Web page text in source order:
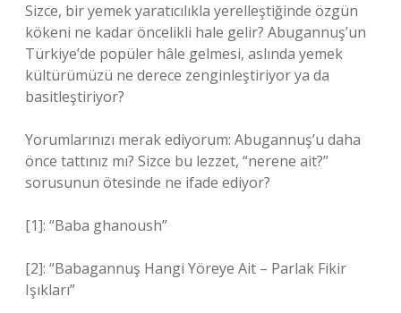
Sizce, bir yemek yaratıcılıkla yerelleştiğinde özgün
kökeni ne kadar öncelikli hale gelir? Abugannuş’un
Türkiye’de popüler hâle gelmesi, aslında yemek
kültürümüzü ne derece zenginleştiriyor ya da
basitleştiriyor?
Yorumlarınızı merak ediyorum: Abugannuş’u daha
önce tattınız mı? Sizce bu lezzet, “nerene ait?”
sorusunun ötesinde ne ifade ediyor?
[1]: “Baba ghanoush”
[2]: “Babagannuş Hangi Yöreye Ait – Parlak Fikir
Işıkları”